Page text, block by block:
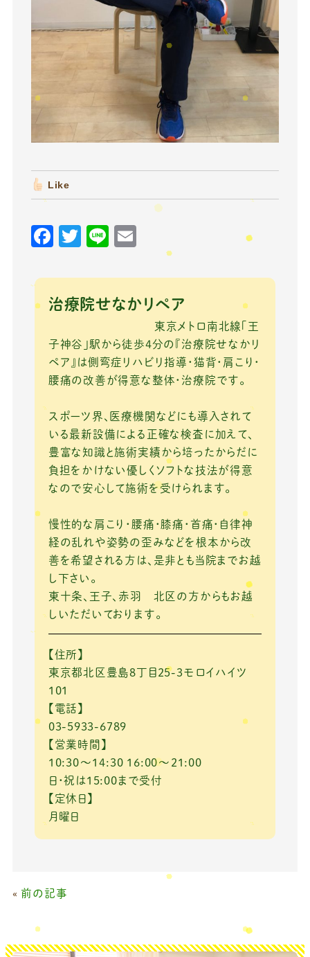
Like
F
c
e
o
o
k
T
it
te
Li
e
ai
l
治療院せなかリペア
東京メトロ南北線「王
子神谷」駅から徒歩4分の『治療院せなかリ
ペア』は側弯症リハビリ指導・猫背・肩こり・
腰痛の改善が得意な整体・治療院です。
スポーツ界、医療機関などにも導入されて
いる最新設備による正確な検査に加えて、
豊富な知識と施術実績から培ったからだに
負担をかけない優しくソフトな技法が得意
なので安心して施術を受けられます。
慢性的な肩こり・腰痛・膝痛・首痛・自律神
経の乱れや姿勢の歪みなどを根本から改
善を希望される方は、是非とも当院までお越
し下さい。
東十条、王子、赤羽 北区の方からもお越
しいただいております。
【住所】
東京都北区豊島8丁目25-3モロイハイツ
101
【電話】
03-5933-6789
【営業時間】
10:30～14:30 16:00～21:00
日・祝は15:00まで受付
【定休日】
月曜日
« 前の記事